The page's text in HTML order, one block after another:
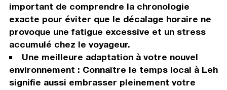
important de comprendre la chronologie
exacte pour éviter que le décalage horaire ne
provoque une fatigue excessive et un stress
accumulé chez le voyageur.
Une meilleure adaptation à votre nouvel
environnement : Connaître le temps local à Leh
signifie aussi embrasser pleinement votre